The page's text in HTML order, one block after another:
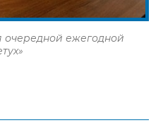
очередной ежегодной